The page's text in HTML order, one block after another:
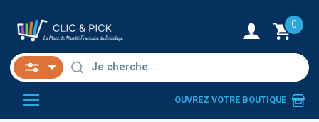
0
OUVREZ VOTRE BOUTIQUE